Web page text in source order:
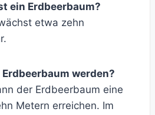
ein Erdbeerbaum?
etwa zehn
werden?
der Erdbeerbaum eine
Metern erreichen. Im